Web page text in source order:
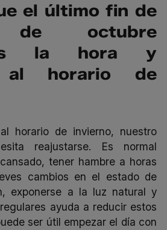
el último fin de
de octubre
la hora y
al horario de
horario de invierno, nuestro
reajustarse. Es normal
tener hambre a horas
cambios en el estado de
exponerse a la luz natural y
ayuda a reducir estos
ser útil empezar el día con